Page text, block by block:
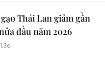
Thái Lan giảm gần
đầu năm 2026